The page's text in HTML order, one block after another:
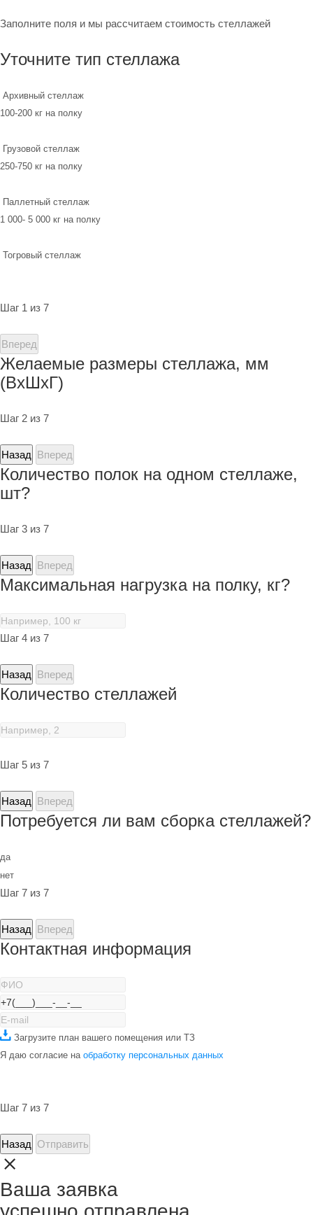
Заполните поля и мы рассчитаем стоимость стеллажей
Уточните тип стеллажа
Архивный стеллаж
100-200 кг на полку
Грузовой стеллаж
250-750 кг на полку
Паллетный стеллаж
1 000- 5 000 кг на полку
Тогровый стеллаж
Шаг 1 из 7
Вперед
Желаемые размеры стеллажа, мм
(ВхШхГ)
Шаг 2 из 7
Назад Вперед
Количество полок на одном стеллаже,
шт?
Шаг 3 из 7
Назад Вперед
Максимальная нагрузка на полку, кг?
Шаг 4 из 7
Назад Вперед
Количество стеллажей
Шаг 5 из 7
Назад Вперед
Потребуется ли вам сборка стеллажей?
да
нет
Шаг 7 из 7
Назад Вперед
Контактная информация
Загрузите план вашего помещения или ТЗ
Я даю согласие на обработку персональных данных
Шаг 7 из 7
Назад Отправить
Ваша заявка